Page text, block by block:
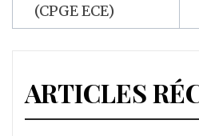
(CPGE ECE)
ARTICLES